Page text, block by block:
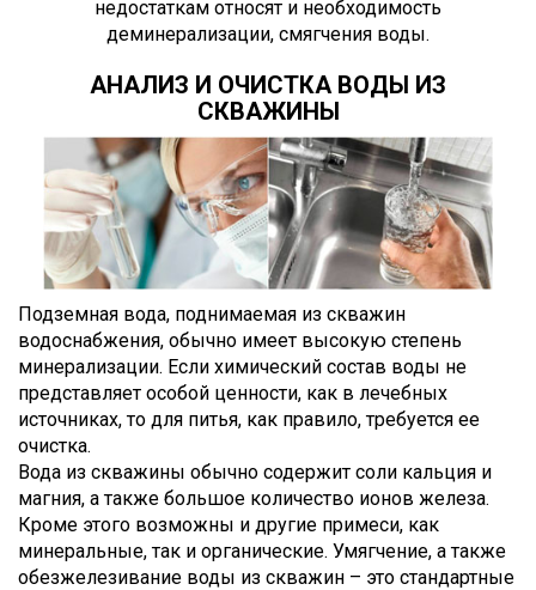
недостаткам относят и необходимость
деминерализации, смягчения воды.
АНАЛИЗ И ОЧИСТКА ВОДЫ ИЗ
СКВАЖИНЫ
Подземная вода, поднимаемая из скважин
водоснабжения, обычно имеет высокую степень
минерализации. Если химический состав воды не
представляет особой ценности, как в лечебных
источниках, то для питья, как правило, требуется ее
очистка.
Вода из скважины обычно содержит соли кальция и
магния, а также большое количество ионов железа.
Кроме этого возможны и другие примеси, как
минеральные, так и органические. Умягчение, а также
обезжелезивание воды из скважин – это стандартные